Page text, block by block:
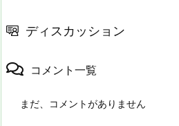
ディスカッション
コメント一覧
まだ、コメントがありません